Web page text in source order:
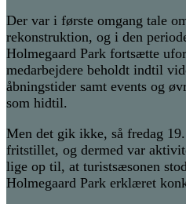
Der var i første omgang tale
rekonstruktion, og i den
Holmegaard Park fortsætte
medarbejdere beholdt indtil
åbningstider samt events og
som hidtil.
Men det gik ikke, så fredag
fritstillet, og dermed var
lige op til, at turistsæsonen
Holmegaard Park erklæret